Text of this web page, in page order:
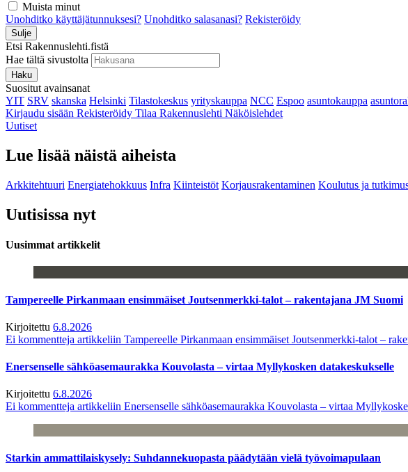
Muista minut
Unohditko käyttäjätunnuksesi? Unohditko salasanasi? Rekisteröidy
Sulje
Etsi Rakennuslehti.fistä
Hae tältä sivustolta
Haku
Suositut avainsanat
YIT SRV skanska Helsinki Tilastokeskus yrityskauppa NCC Espoo asuntokauppa
Kirjaudu sisään Rekisteröidy Tilaa Rakennuslehti Näköislehdet
Uutiset
Lue lisää näistä aiheista
Arkkitehtuuri Energiatehokkuus Infra Kiinteistöt Korjausrakentaminen Koulutus ja
Uutisissa nyt
Uusimmat artikkelit
Tampereelle Pirkanmaan ensimmäiset Joutsenmerkki-talot – rakentajana JM Suomi
Kirjoitettu 6.8.2026
Ei kommentteja artikkeliin Tampereelle Pirkanmaan ensimmäiset Joutsenmerkki-talot –
Enersenselle sähköasemaurakka Kouvolasta – virtaa Myllykosken datakeskukselle
Kirjoitettu 6.8.2026
Ei kommentteja artikkeliin Enersenselle sähköasemaurakka Kouvolasta – virtaa
Starkin ammattilaiskysely: Suhdannekuopasta päädytään vielä työvoimapulaan